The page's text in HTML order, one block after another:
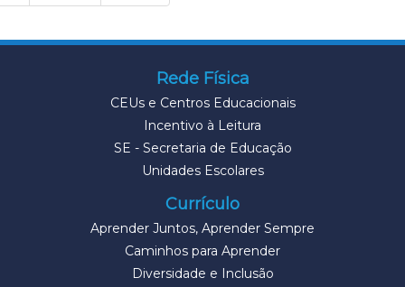
Rede Física
CEUs e Centros Educacionais
Incentivo à Leitura
SE - Secretaria de Educação
Unidades Escolares
Currículo
Aprender Juntos, Aprender Sempre
Caminhos para Aprender
Diversidade e Inclusão